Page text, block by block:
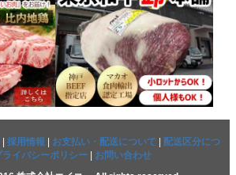
採用情報 お支払い・配送について
配送区分につ
ライバシーポリシー
お問い合わせ